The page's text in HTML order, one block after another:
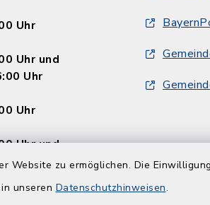
Website zu ermöglichen. Die
unseren Datenschutzhinweisen.
Uhr
Uhr und
Uhr
Uhr
Uhr und
Uhr